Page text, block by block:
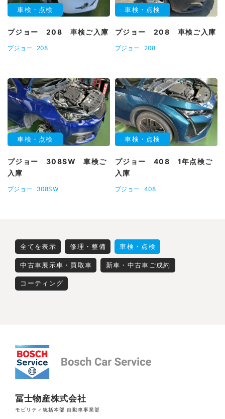
車検・点検
プジョー 208 車検ご入庫
プジョー 208
車検・点検
プジョー 208 車検ご入庫
プジョー 208
車検・点検
プジョー 308SW 車検ご
入庫
プジョー 308SW
車検・点検
プジョー 408 1年点検ご
入庫
プジョー 408
全てを表示 修理・整備 車検・点検
中古車展示車・買取車 新車・中古車ご成約
コーティング
冨士物産株式会社
モビリティ統括本部 自動車事業部